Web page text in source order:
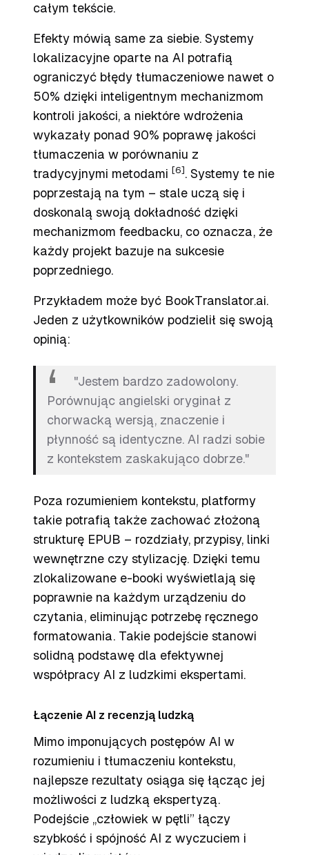
całym tekście.
Efekty mówią same za siebie. Systemy
lokalizacyjne oparte na AI potrafią
ograniczyć błędy tłumaczeniowe nawet o
50% dzięki inteligentnym mechanizmom
kontroli jakości, a niektóre wdrożenia
wykazały ponad 90% poprawę jakości
tłumaczenia w porównaniu z
tradycyjnymi metodami [6] . Systemy te nie
poprzestają na tym – stale uczą się i
doskonalą swoją dokładność dzięki
mechanizmom feedbacku, co oznacza, że
każdy projekt bazuje na sukcesie
poprzedniego.
Przykładem może być BookTranslator.ai.
Jeden z użytkowników podzielił się swoją
opinią:
"Jestem bardzo zadowolony.
Porównując angielski oryginał z
chorwacką wersją, znaczenie i
płynność są identyczne. AI radzi sobie
z kontekstem zaskakująco dobrze."
Poza rozumieniem kontekstu, platformy
takie potrafią także zachować złożoną
strukturę EPUB – rozdziały, przypisy, linki
wewnętrzne czy stylizację. Dzięki temu
zlokalizowane e-booki wyświetlają się
poprawnie na każdym urządzeniu do
czytania, eliminując potrzebę ręcznego
formatowania. Takie podejście stanowi
solidną podstawę dla efektywnej
współpracy AI z ludzkimi ekspertami.
Łączenie AI z recenzją ludzką
Mimo imponujących postępów AI w
rozumieniu i tłumaczeniu kontekstu,
najlepsze rezultaty osiąga się łącząc jej
możliwości z ludzką ekspertyzą.
Podejście „człowiek w pętli” łączy
szybkość i spójność AI z wyczuciem i